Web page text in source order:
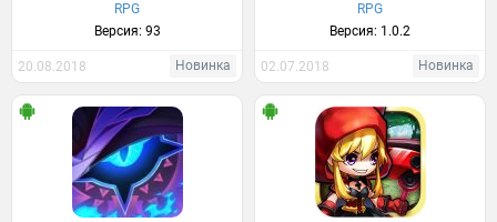
RPG
Версия: 93
20.08.2018 Новинка
RPG
Версия: 1.0.2
02.07.2018 Новинка